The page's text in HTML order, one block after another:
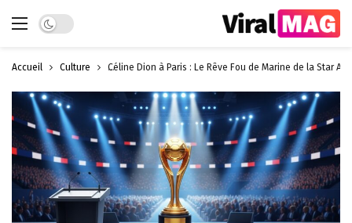
Dark mode
Accueil Culture Céline Dion à Paris : Le Rêve Fou de Marine de la Star